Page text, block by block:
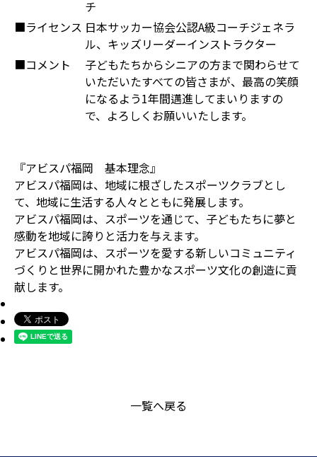
チ
■ライセンス 日本サッカー協会公認A級コーチジェネラ
ル、キッズリーダーインストラクター
■コメント
子どもたちからシニアの方まで関わらせて
いただいたすべての皆さまが、最高の笑顔
になるよう1年間邁進してまいりますの
で、よろしくお願いいたします。
『アビスパ福岡 基本理念』
アビスパ福岡は、地域に根ざしたスポーツクラブとし
て、地域に生活する人々とともに発展します。
アビスパ福岡は、スポーツを通じて、子どもたちに夢と
感動を地域に誇りと活力を与えます。
アビスパ福岡は、スポーツを愛する新しいコミュニティ
づくりと世界に開かれた豊かなスポーツ文化の創造に貢
献します。
一覧へ戻る